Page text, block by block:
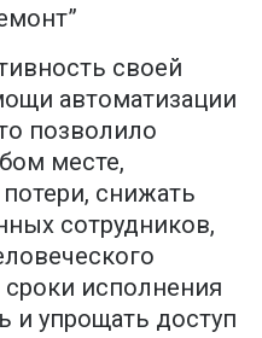
своей
автоматизации
позволило
месте,
снижать
сотрудников,
сроки исполнения
и упрощать доступ